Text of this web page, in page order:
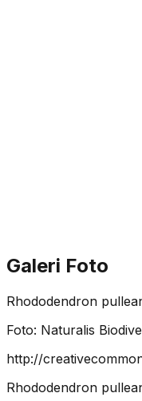
Galeri Foto
Rhododendron
Foto: Naturalis
http://
Rhododendron